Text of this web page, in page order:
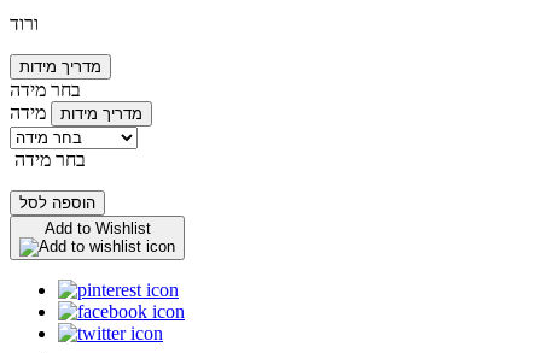
ורוד
מדריך מידות
בחר מידה
מידה
מדריך מידות
בחר מידה
הוספה לסל
Add to Wishlist